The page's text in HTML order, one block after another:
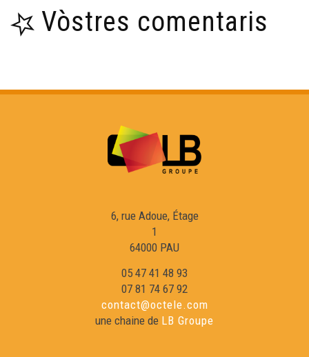
Lenga d'òc, Lenga de còr - Serge LESPINASSE
Vòstres comentaris
6, rue Adoue, Étage
1
64000 PAU
05 47 41 48 93
07 81 74 67 92
contact@octele.com
une chaine de LB Groupe